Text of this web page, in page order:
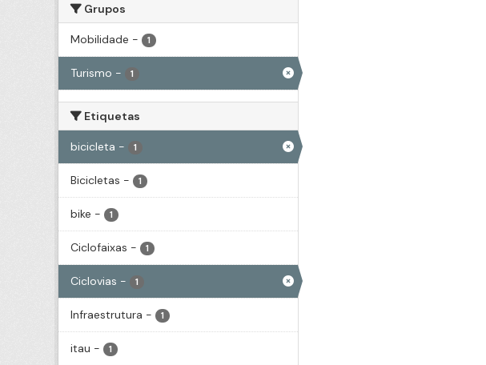
Grupos
Mobilidade - 1
Turismo - 1
Etiquetas
bicicleta - 1
Bicicletas - 1
bike - 1
Ciclofaixas - 1
Ciclovias - 1
Infraestrutura - 1
itau - 1